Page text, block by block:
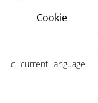
Cookie
_icl_current_language